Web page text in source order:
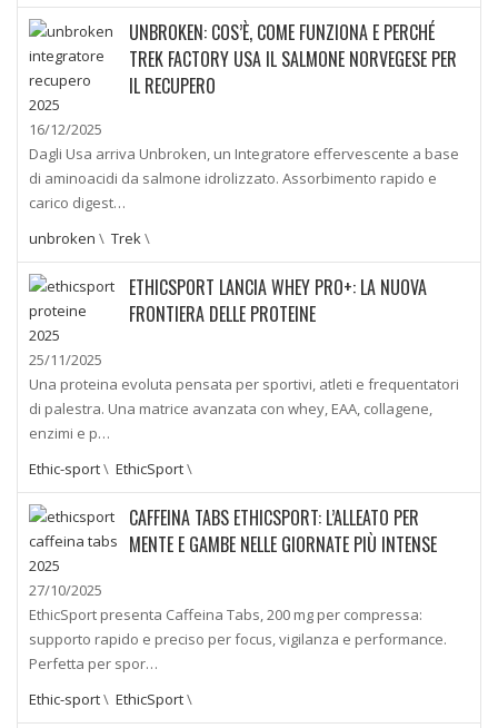
UNBROKEN: COS’È, COME FUNZIONA E PERCHÉ
TREK FACTORY USA IL SALMONE NORVEGESE PER
IL RECUPERO
16/12/2025
Dagli Usa arriva Unbroken, un Integratore effervescente a base
di aminoacidi da salmone idrolizzato. Assorbimento rapido e
carico digest…
unbroken \ Trek \
ETHICSPORT LANCIA WHEY PRO+: LA NUOVA
FRONTIERA DELLE PROTEINE
25/11/2025
Una proteina evoluta pensata per sportivi, atleti e frequentatori
di palestra. Una matrice avanzata con whey, EAA, collagene,
enzimi e p…
Ethic-sport\ EthicSport\
CAFFEINA TABS ETHICSPORT: L’ALLEATO PER
MENTE E GAMBE NELLE GIORNATE PIÙ INTENSE
27/10/2025
EthicSport presenta Caffeina Tabs, 200 mg per compressa:
supporto rapido e preciso per focus, vigilanza e performance.
Perfetta per spor…
Ethic-sport\ EthicSport\